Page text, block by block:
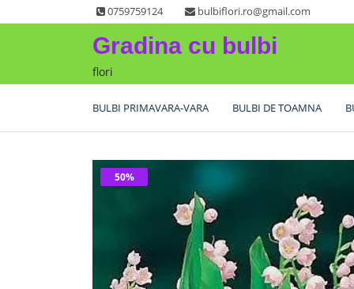
to
0759759124 bulbiflori.ro@gmail.com
Gradina cu bulbi
flori
BULBI PRIMAVARA-VARA BULBI DE TOAMNA
50%